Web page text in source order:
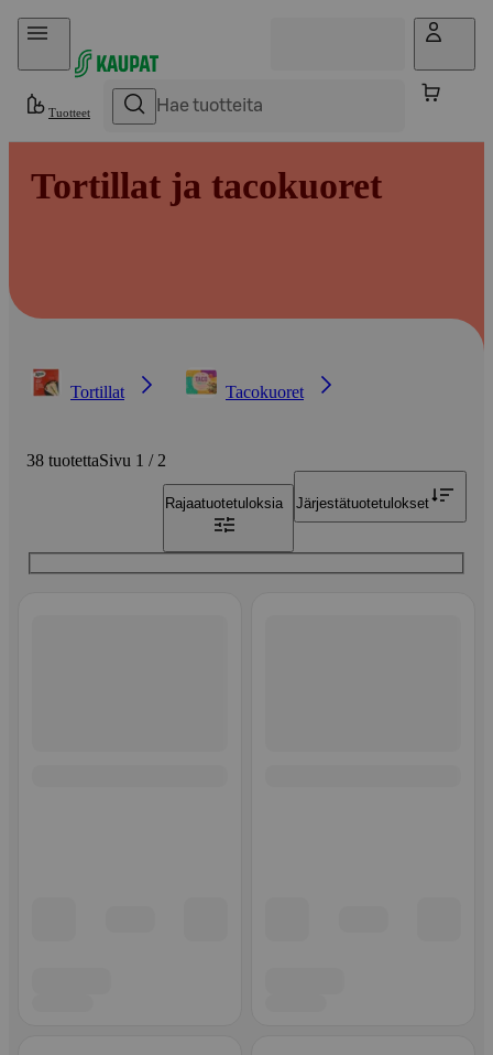
Hyppää sisältöön
Tuotteet
Tortillat ja tacokuoret
Tortillat Tacokuoret
38 tuotettaSivu 1 / 2
Rajaatuotetuloksia Järjestätuotetulokset